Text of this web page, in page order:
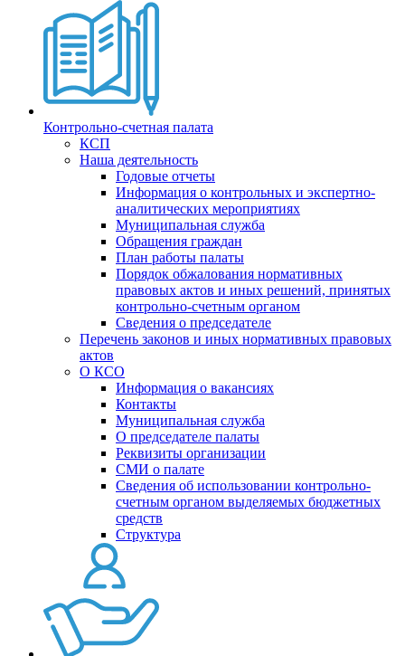
Контрольно-счетная палата
КСП
Наша деятельность
Годовые отчеты
Информация о контрольных и экспертно-
аналитических мероприятиях
Муниципальная служба
Обращения граждан
План работы палаты
Порядок обжалования нормативных
правовых актов и иных решений, принятых
контрольно-счетным органом
Сведения о председателе
Перечень законов и иных нормативных правовых
актов
О КСО
Информация о вакансиях
Контакты
Муниципальная служба
О председателе палаты
Реквизиты организации
СМИ о палате
Сведения об использовании контрольно-
счетным органом выделяемых бюджетных
средств
Структура